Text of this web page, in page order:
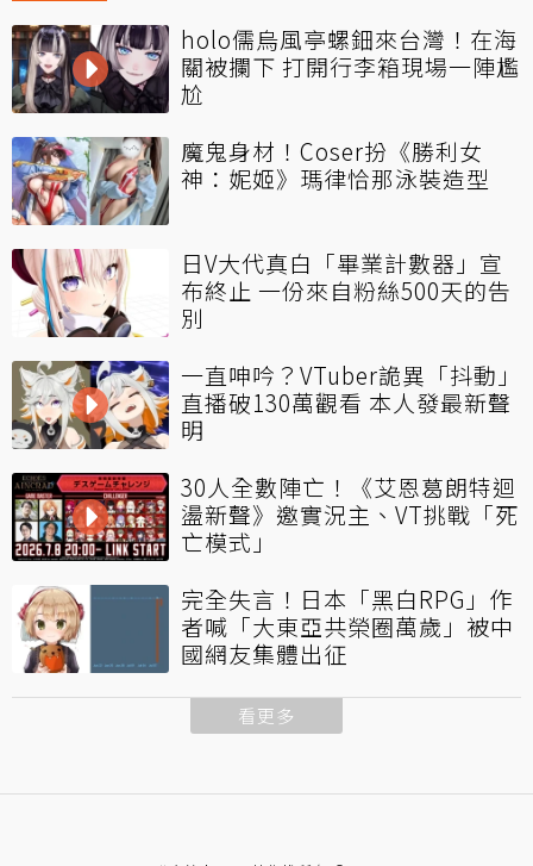
holo儒烏風亭螺鈿來台灣！在海
關被攔下 打開行李箱現場一陣尷
尬
魔鬼身材！Coser扮《勝利女
神：妮姬》瑪律恰那泳裝造型
日V大代真白「畢業計數器」宣
布終止 一份來自粉絲500天的告
別
一直呻吟？VTuber詭異「抖動」
直播破130萬觀看 本人發最新聲
明
30人全數陣亡！《艾恩葛朗特迴
盪新聲》邀實況主、VT挑戰「死
亡模式」
完全失言！日本「黑白RPG」作
者喊「大東亞共榮圈萬歲」被中
國網友集體出征
看更多